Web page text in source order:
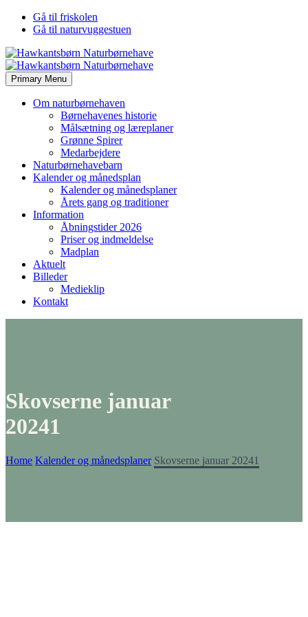
Gå til friskolen
Gå til naturvuggestuen
Primary Menu
Om naturbørnehaven
Børnehavenes historie
Målsætning og læreplaner
Grønne Spirer
Medarbejdere
Naturbørnehavebarn
Kalender og månedsplan
Kalender og månedsplaner
Årets gang og traditioner
Information
Åbningstider 2026
Priser og indmeldelse
Madplan
Aktuelt
Billeder
Medieklip
Kontakt
Skovserne januar
20241
Home Kalender og månedsplaner Skovserne januar 20241